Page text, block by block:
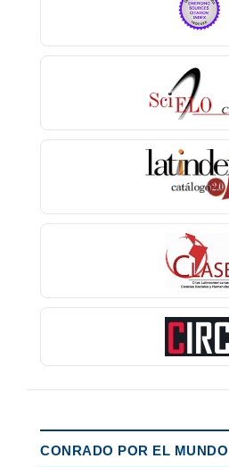
CONRADO POR EL MUNDO